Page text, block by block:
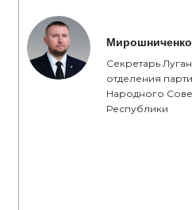
Секретарь
отделения
Народного
Республики